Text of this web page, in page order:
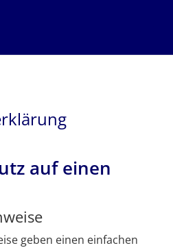
auf einen
geben einen einfachen